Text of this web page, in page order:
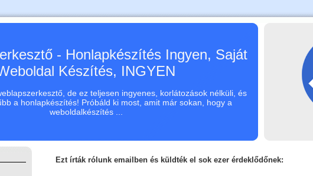
- Honlapkészítés Ingyen, Saját
Készítés, INGYEN
de ez teljesen ingyenes, korlátozások nélküli, és
a honlapkészítés! Próbáld ki most, amit már sokan, hogy a
weboldalkészítés ...
Ezt írták rólunk emailben és küldték el sok ezer érdeklődőnek: